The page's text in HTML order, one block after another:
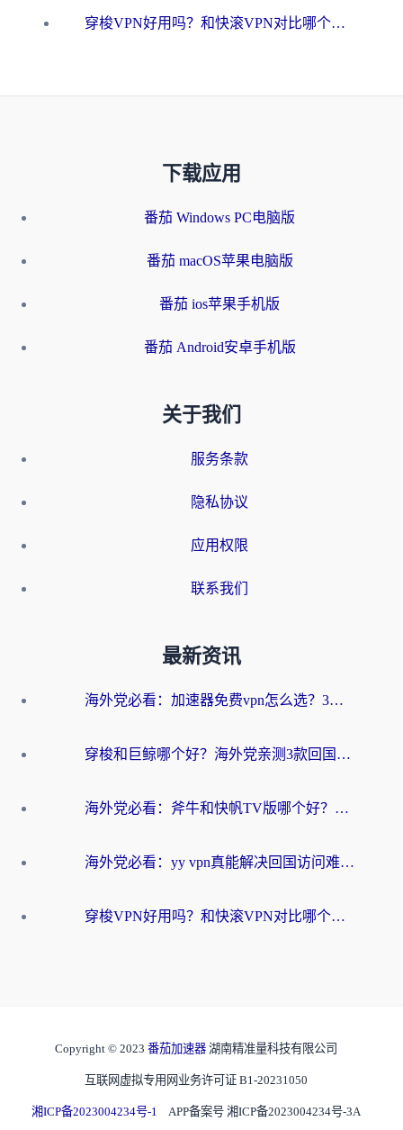
穿梭VPN好用吗？和快滚VPN对比哪个回国效果更好？海外党选回国加速器必看指南
下载应用
番茄 Windows PC电脑版
番茄 macOS苹果电脑版
番茄 ios苹果手机版
番茄 Android安卓手机版
关于我们
服务条款
隐私协议
应用权限
联系我们
最新资讯
海外党必看：加速器免费vpn怎么选？3步教你无缝访问国内资源
穿梭和巨鲸哪个好？海外党亲测3款回国加速器，教你避开90%的坑
海外党必看：斧牛和快帆TV版哪个好？3分钟选对回国加速器，无缝刷B站、追热剧
海外党必看：yy vpn真能解决回国访问难题？附云极initap测评+免费方案对比
穿梭VPN好用吗？和快滚VPN对比哪个回国效果更好？海外党选回国加速器必看指南
Copyright © 2023 番茄加速器 湖南精准量科技有限公司
互联网虚拟专用网业务许可证 B1-20231050
湘ICP备2023004234号-1 APP备案号 湘ICP备2023004234号-3A